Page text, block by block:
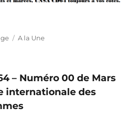
Catégories
A la Une
– Numéro 00 de Mars
internationale des